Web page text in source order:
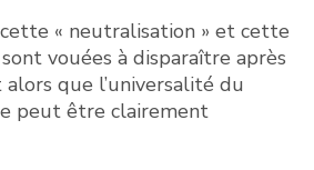
« neutralisation » et cette
vouées à disparaître après
alors que l’universalité du
peut être clairement